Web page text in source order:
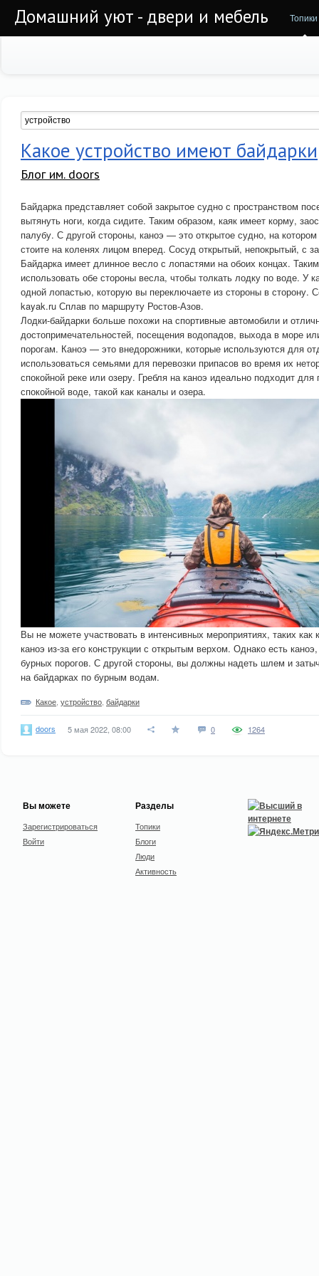
Домашний уют - двери и мебель Топики
Какое устройство имеют байдарки
Блог им. doors
Байдарка представляет собой закрытое судно с пространством
вытянуть ноги, когда сидите. Таким образом, каяк имеет корму,
палубу. С другой стороны, каноэ — это открытое судно, на
стоите на коленях лицом вперед. Сосуд открытый, непокрытый, с
Байдарка имеет длинное весло с лопастями на обоих концах.
использовать обе стороны весла, чтобы толкать лодку по воде. У
одной лопастью, которую вы переключаете из стороны в сторону.
kayak.ru Сплав по маршруту Ростов-Азов.
Лодки-байдарки больше похожи на спортивные автомобили и
достопримечательностей, посещения водопадов, выхода в море
порогам. Каноэ — это внедорожники, которые используются для
использоваться семьями для перевозки припасов во время их
спокойной реке или озеру. Гребля на каноэ идеально подходит для
спокойной воде, такой как каналы и озера.
Вы не можете участвовать в интенсивных мероприятиях, таких как
каноэ из-за его конструкции с открытым верхом. Однако есть
бурных порогов. С другой стороны, вы должны надеть шлем и
на байдарках по бурным водам.
Какое устройство байдарки
doors 5 мая 2022, 08:00 0 1264
Вы можете
Зарегистрироваться
Войти
Разделы
Топики
Блоги
Люди
Активность